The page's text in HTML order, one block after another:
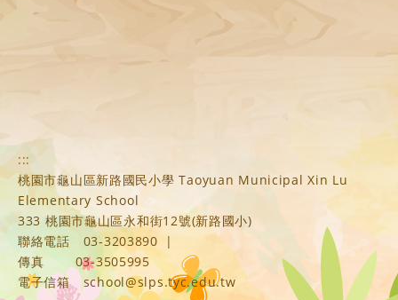
:::
桃園市龜山區新路國民小學 Taoyuan Municipal Xin Lu
Elementary School
333 桃園市龜山區永和街12號(新路國小)
聯絡電話
03-3203890
|
傳真
03-3505995
電子信箱
school@slps.tyc.edu.tw